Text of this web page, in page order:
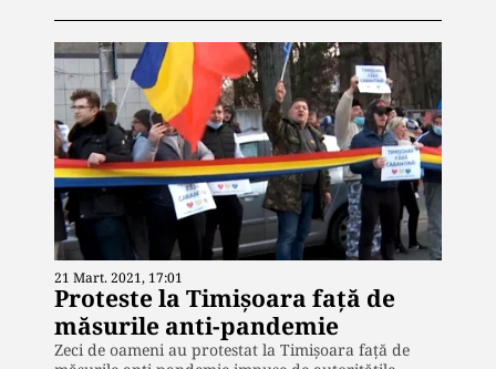
21 Mart. 2021, 17:01
Proteste la Timișoara față de
măsurile anti-pandemie
Zeci de oameni au protestat la Timișoara față de